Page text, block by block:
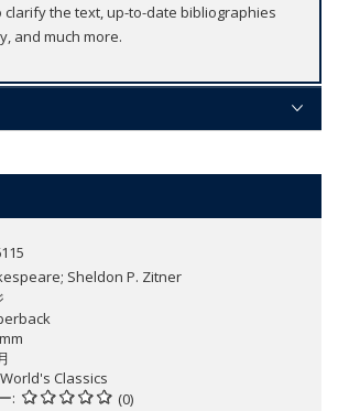
the text, up-to-date bibliographies
and much more.
Sheldon P. Zitner
Classics
(0)